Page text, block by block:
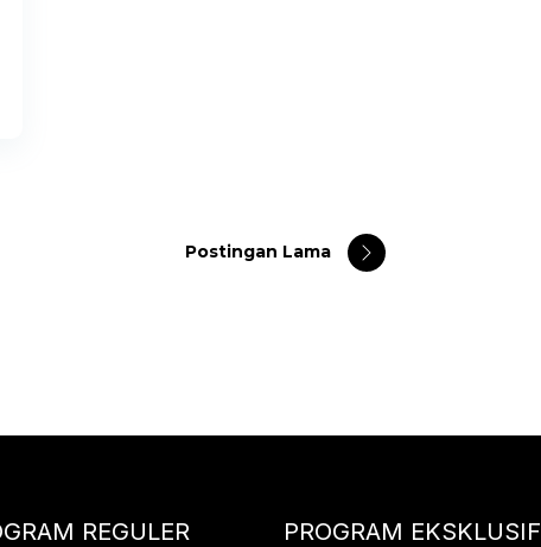
Postingan Lama
REGULER
PROGRAM EKSKLUSIF